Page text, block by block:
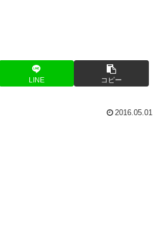
LINE コピー
2016.05.01